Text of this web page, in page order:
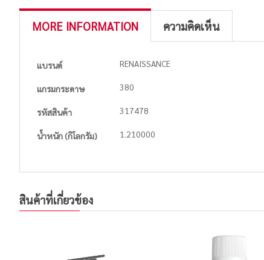
MORE INFORMATION ความคิดเห็น
แบรนด์ RENAISSANCE
แกรมกระดาษ 380
รหัสสินค้า 317478
น้ำหนัก (กิโลกรัม) 1.210000
สินค้าที่เกี่ยวข้อง